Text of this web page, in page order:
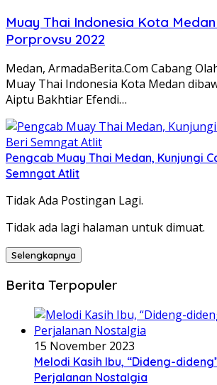
Muay Thai Indonesia Kota
Porprovsu 2022
Medan, ArmadaBerita.Com Cabang
Muay Thai Indonesia Kota Medan
Aiptu Bakhtiar Efendi…
Pengcab Muay Thai Medan, Kunjungi
Semngat Atlit
Tidak Ada Postingan Lagi.
Tidak ada lagi halaman untuk dimuat.
Selengkapnya
Berita Terpopuler
15 November 2023
Melodi Kasih Ibu, “Dideng-
Perjalanan Nostalgia